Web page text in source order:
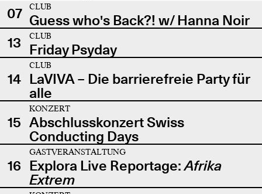
07
CLUB
Guess who's Back?! w/ Hanna Noir
13
CLUB
Friday Psyday
14
CLUB
LaVIVA – Die barrierefreie Party für
alle
15
KONZERT
Abschlusskonzert Swiss
Conducting Days
16
GASTVERANSTALTUNG
Explora Live Reportage:Afrika
Extrem